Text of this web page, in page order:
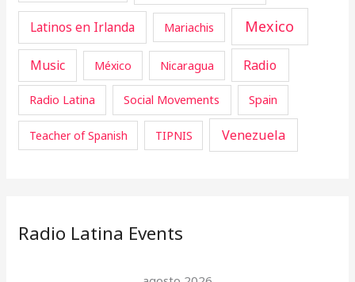
Latinos en Irlanda Mariachis Mexico
Music México Nicaragua Radio
Radio Latina Social Movements Spain
Teacher of Spanish TIPNIS Venezuela
Radio Latina Events